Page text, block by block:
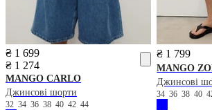
₴ 1 699
₴ 1 274
MANGO CARLO
Джинсові шорти
32 34 36 38 40 42 44
₴ 1 799
MANGO
Джинсові
34363840